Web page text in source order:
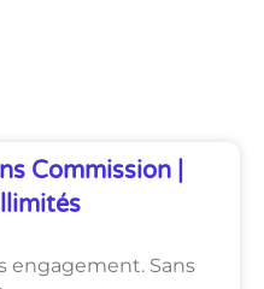
Commission |
engagement. Sans